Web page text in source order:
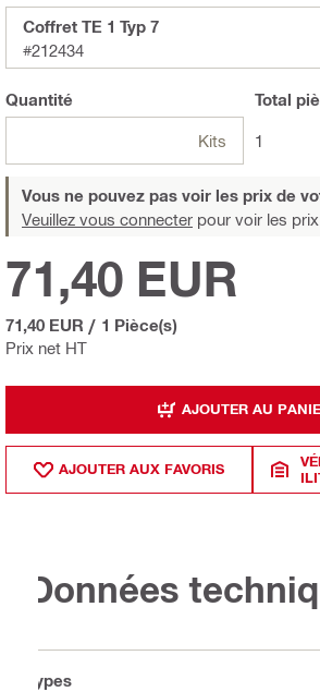
Coffret TE 1 Typ 7
#212434
Quantité
Kits
Total
1
Vous ne pouvez pas voir les prix de
Veuillez vous connecter pour voir les
Prix net HT
71,40 EUR
71,40 EUR / 1 Pièce(s)
AJOUTER AU
AJOUTER AUX FAVORIS
Données
Types